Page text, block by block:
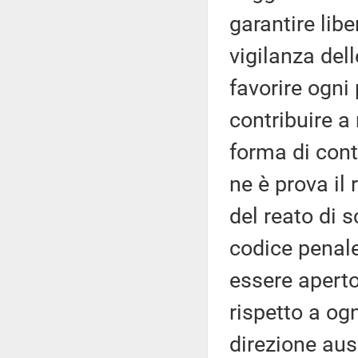
garantire
vigilanza
favorire ogni
contribuire a
forma di
ne è prova il
del reato di
codice
essere
rispetto a
direzione